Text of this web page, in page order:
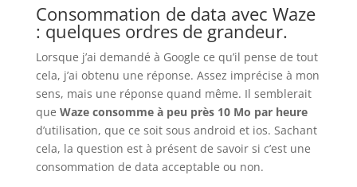
Consommation de data avec Waze
: quelques ordres de grandeur.
Lorsque j’ai demandé à Google ce qu’il pense de tout
cela, j’ai obtenu une réponse. Assez imprécise à mon
sens, mais une réponse quand même. Il semblerait
que Waze consomme à peu près 10 Mo par heure
d’utilisation, que ce soit sous android et ios. Sachant
cela, la question est à présent de savoir si c’est une
consommation de data acceptable ou non.